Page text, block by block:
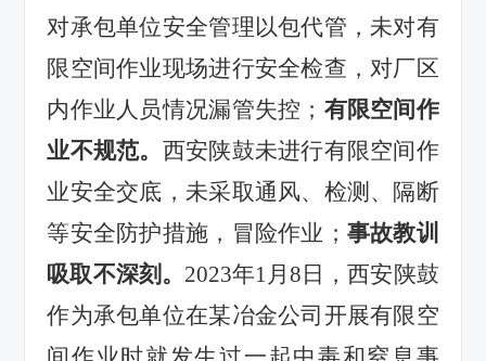
对承包单位安全管理以包代管，未对有
限空间作业现场进行安全检查，对厂区
内作业人员情况漏管失控； 有限空间作
业不规范。 西安陕鼓未进行有限空间作
业安全交底，未采取通风、检测、隔断
等安全防护措施，冒险作业； 事故教训
吸取不深刻。 2023年1月8日，西安陕鼓
作为承包单位在某冶金公司开展有限空